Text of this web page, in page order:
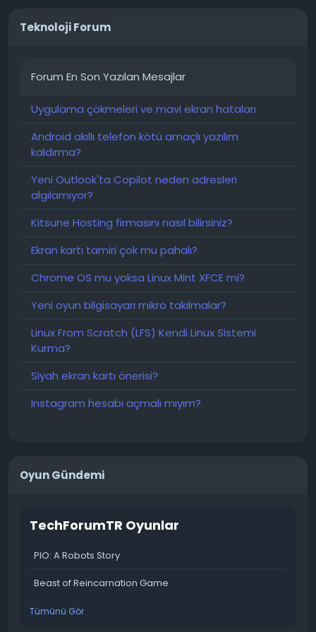
Teknoloji Forum
Forum En Son Yazılan Mesajlar
Uygulama çökmeleri ve mavi ekran hataları
Android akıllı telefon kötü amaçlı yazılım
kaldırma?
Yeni Outlook'ta Copilot neden adresleri
algılamıyor?
Kitsune Hosting firmasını nasıl bilirsiniz?
Ekran kartı tamiri çok mu pahalı?
Chrome OS mu yoksa Linux Mint XFCE mi?
Yeni oyun bilgisayarı mikro takılmalar?
Linux From Scratch (LFS) Kendi Linux Sistemi
Kurma?
Siyah ekran kartı önerisi?
Instagram hesabı açmalı mıyım?
Oyun Gündemi
TechForumTR Oyunlar
PIO: A Robots Story
Beast of Reincarnation Game
Tümünü Gör